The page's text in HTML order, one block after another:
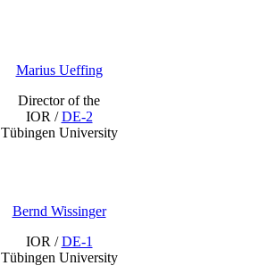
Marius Ueffing
Director of the
IOR /DE-2
Tübingen University
Bernd Wissinger
IOR /DE-1
Tübingen University